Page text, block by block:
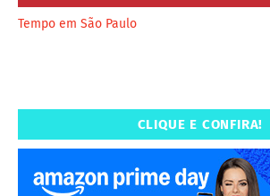
Tempo em São Paulo
CLIQUE E CONFIRA!